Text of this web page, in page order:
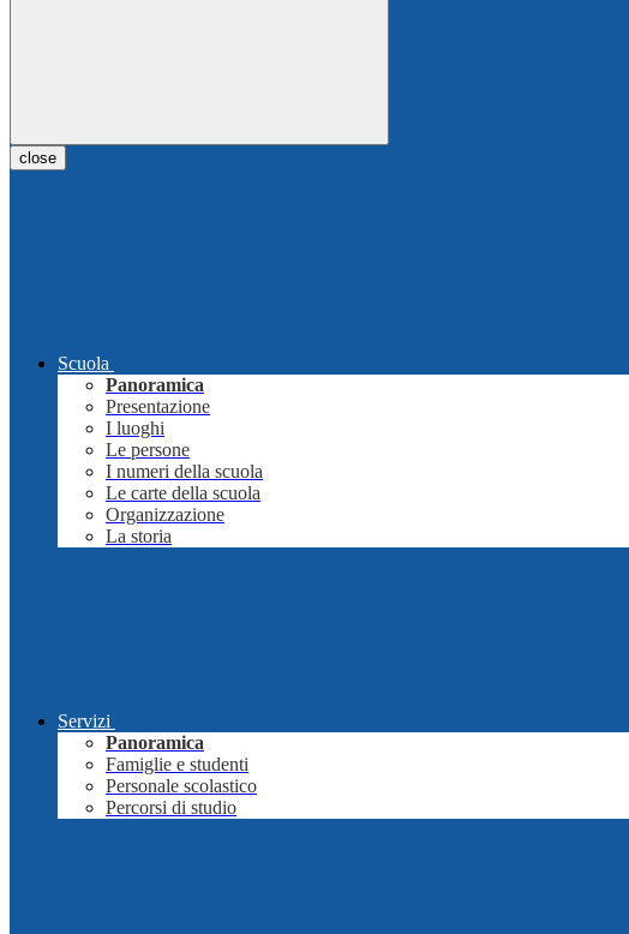
close
Scuola
Panoramica
Presentazione
I luoghi
Le persone
I numeri della scuola
Le carte della scuola
Organizzazione
La storia
Servizi
Panoramica
Famiglie e studenti
Personale scolastico
Percorsi di studio